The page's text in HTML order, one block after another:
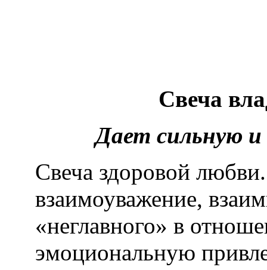
Свеча
Дает сильную и
Свеча здоровой
взаимоуважение,
«неглавного» в
эмоциональную